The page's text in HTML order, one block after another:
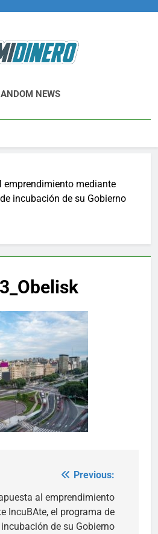
Criptomonedas
NEWS
emprendimiento mediante
incubación de su Gobierno
Previous:
al emprendimiento
IncuBAte, el programa de
incubación de su Gobierno